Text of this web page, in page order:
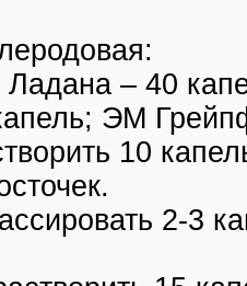
– 40
ЭМ
10
2-3